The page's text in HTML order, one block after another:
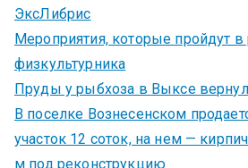
ЭксЛибрис
Мероприятия, которые пройдут
физкультурника
Пруды у рыбхоза в Выксе
В поселке Вознесенском
участок 12 соток, на нем —
м под реконструкцию